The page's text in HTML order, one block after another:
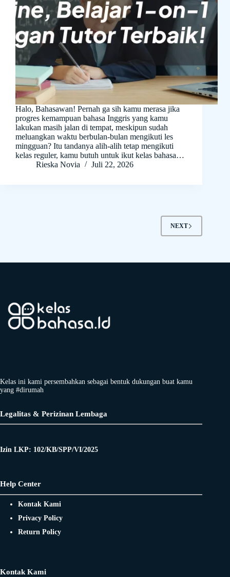
Halo, Bahasawan! Pernah ga sih kamu merasa jika
progres kemampuan bahasa Inggris yang kamu
lakukan masih jalan di tempat, meskipun sudah
meluangkan waktu berbulan-bulan mengikuti les
mingguan? Itu tandanya alih-alih tetap mengikuti
kelas reguler, kamu butuh untuk ikut kelas bahasa…
Rieska Novia
Juli 22, 2026
NEXT
Kelas ini kami persembahkan sebagai bentuk dukungan buat kamu
yang #dirumah
Legalitas & Perizinan Lembaga
Izin LKP: 102/KB/SPP/VI/2025
Help Center
Kontak Kami
Privacy Policy
Return Policy
Kontak Kami